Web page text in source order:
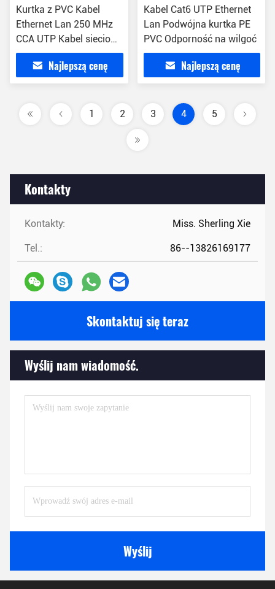
Kontakty
Kontakty: Miss. Sherling Xie
Tel.: 86--13826169177
Skontaktuj się teraz
Wyślij nam wiadomość.
Wyślij
Kurtka z PVC Kabel
Ethernet Lan 250 MHz
CCA UTP Kabel sieciowy
Cat6
Najlepszą cenę
Kabel Cat6 UTP Ethernet
Lan Podwójna kurtka PE
PVC Odporność na wilgoć
Najlepszą cenę
1 2 3 4 5